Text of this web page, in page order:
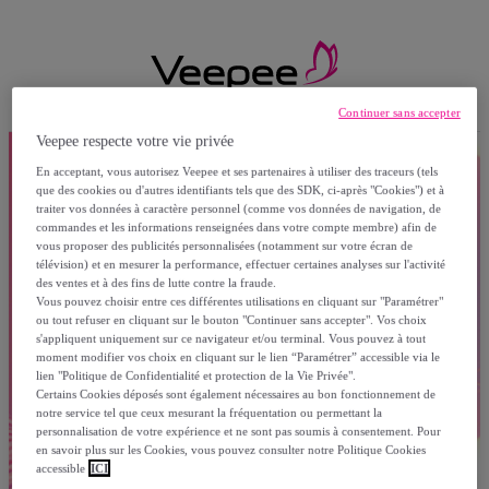
Veepee respecte votre vie privée
En acceptant, vous autorisez Veepee et ses partenaires à utiliser des traceurs (tels
que des cookies ou d'autres identifiants tels que des SDK, ci-après "Cookies") et à
traiter vos données à caractère personnel (comme vos données de navigation, de
commandes et les informations renseignées dans votre compte membre) afin de
vous proposer des publicités personnalisées (notamment sur votre écran de
télévision) et en mesurer la performance, effectuer certaines analyses sur l'activité
des ventes et à des fins de lutte contre la fraude.
Vous pouvez choisir entre ces différentes utilisations en cliquant sur "Paramétrer"
ou tout refuser en cliquant sur le bouton "Continuer sans accepter". Vos choix
s'appliquent uniquement sur ce navigateur et/ou terminal. Vous pouvez à tout
moment modifier vos choix en cliquant sur le lien “Paramétrer” accessible via le
lien "Politique de Confidentialité et protection de la Vie Privée".
Certains Cookies déposés sont également nécessaires au bon fonctionnement de
notre service tel que ceux mesurant la fréquentation ou permettant la
personnalisation de votre expérience et ne sont pas soumis à consentement. Pour
en savoir plus sur les Cookies, vous pouvez consulter notre Politique Cookies
accessible ICI
Continuer sans accepter